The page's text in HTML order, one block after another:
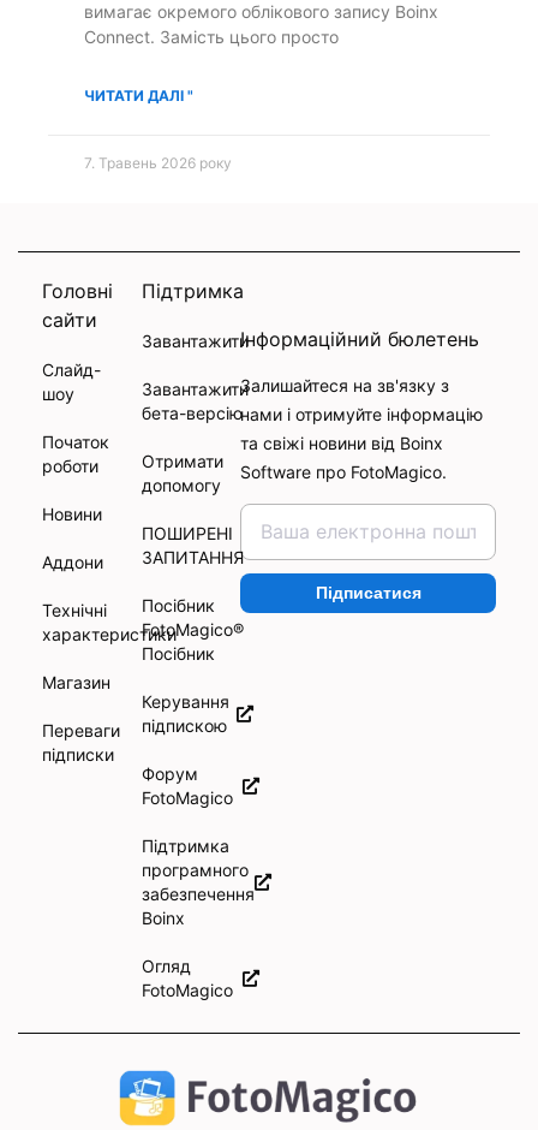
вимагає окремого облікового запису Boinx
Connect. Замість цього просто
ЧИТАТИ ДАЛІ "
7. Травень 2026 року
Головні
сайти
Слайд-
шоу
Початок
роботи
Новини
Аддони
Технічні
характеристики
Магазин
Переваги
підписки
Підтримка
Завантажити
Завантажити
бета-версію
Отримати
допомогу
ПОШИРЕНІ
ЗАПИТАННЯ
Посібник
FotoMagico®
Посібник
Керування
підпискою
Форум
FotoMagico
Підтримка
програмного
забезпечення
Boinx
Огляд
FotoMagico
Інформаційний бюлетень
Залишайтеся на зв'язку з
нами і отримуйте інформацію
та свіжі новини від Boinx
Software про FotoMagico.
Підписатися